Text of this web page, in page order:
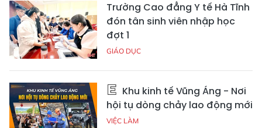
Trường Cao đẳng Y tế Hà Tĩnh
đón tân sinh viên nhập học
đợt 1
GIÁO DỤC
Khu kinh tế Vũng Áng - Nơi
hội tụ dòng chảy lao động mới
VIỆC LÀM